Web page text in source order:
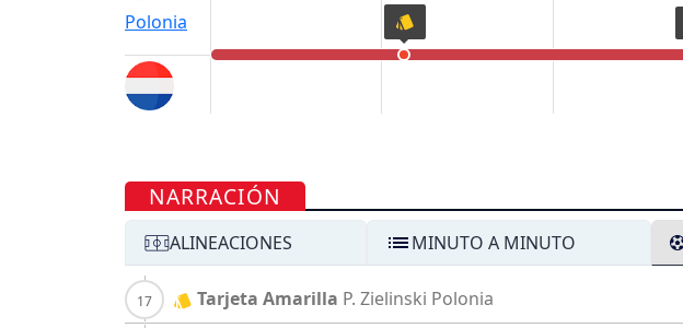
NARRACIÓN
ALINEACIONES MINUTO A MINUTO
Tarjeta Amarilla P. Zielinski Polonia